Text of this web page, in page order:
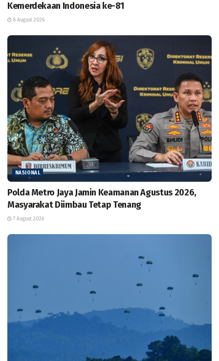
Kemerdekaan Indonesia ke-81
8 August 2026
NASIONAL
Polda Metro Jaya Jamin Keamanan Agustus 2026,
Masyarakat Diimbau Tetap Tenang
7 August 2026